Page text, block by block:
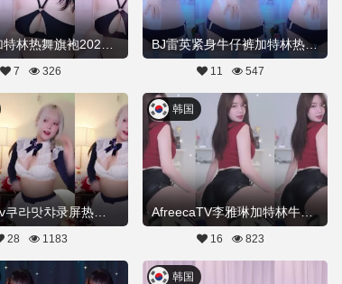
BJ书娜加特林热舞旗袍20260512舞蹈剪辑
7 326
BJ雷英紧身牛仔裤加特林热舞20260506舞蹈剪辑
11 547
28 1183
AfreecaTV李雅琳加特林牛仔热舞20260412舞蹈剪辑
韩国
16 823
韩国